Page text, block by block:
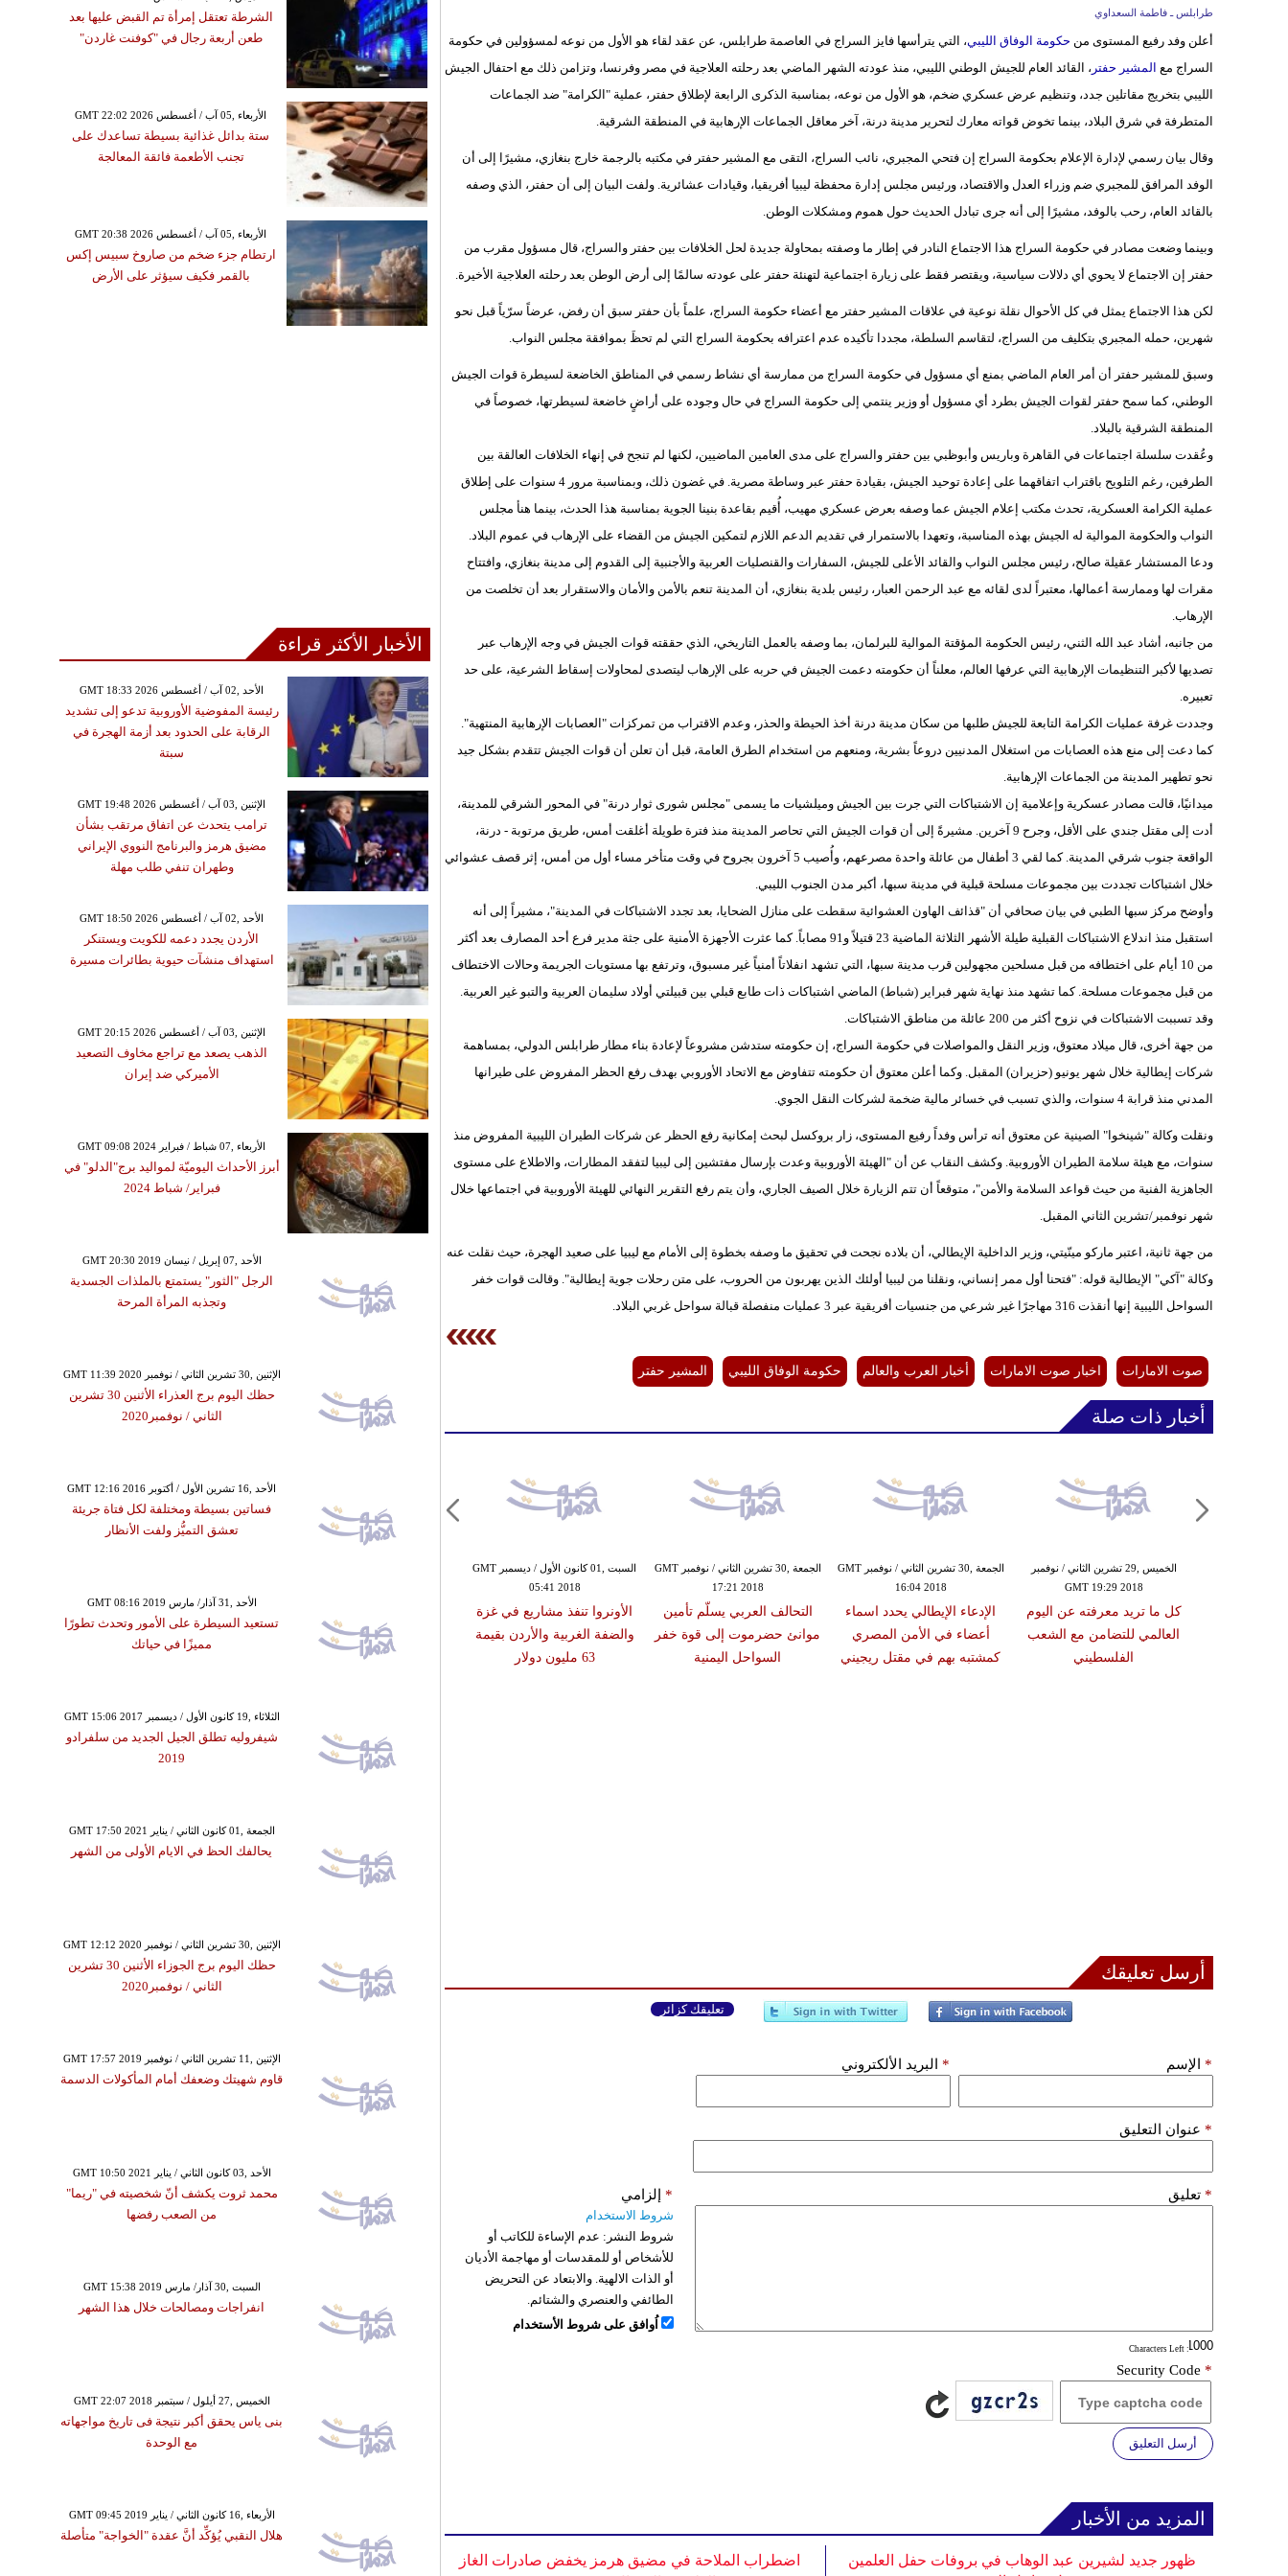
طرابلس ـ فاطمة السعداوي
أعلن وفد رفيع المستوى من حكومة الوفاق الليبي، التي يترأسها فايز السراج في العاصمة طرابلس، عن عقد لقاء هو الأول من نوعه لمسؤولين في حكومة
السراج مع المشير حفتر ، القائد العام للجيش الوطني الليبي، منذ عودته الشهر الماضي بعد رحلته العلاجية في مصر وفرنسا، وتزامن ذلك مع احتفال الجيش
الليبي بتخريج مقاتلين جدد، وتنظيم عرض عسكري ضخم، هو الأول من نوعه، بمناسبة الذكرى الرابعة لإطلاق حفتر، عملية "الكرامة" ضد الجماعات
المتطرفة في شرق البلاد، بينما تخوض قواته معارك لتحرير مدينة درنة، آخر معاقل الجماعات الإرهابية في المنطقة الشرقية.
وقال بيان رسمي لإدارة الإعلام بحكومة السراج إن فتحي المجبري، نائب السراج، التقى مع المشير حفتر في مكتبه بالرجمة خارج بنغازي، مشيرًا إلى أن
الوفد المرافق للمجبري ضم وزراء العدل والاقتصاد، ورئيس مجلس إدارة محفظة ليبيا أفريقيا، وقيادات عشائرية. ولفت البيان إلى أن حفتر، الذي وصفه
بالقائد العام، رحب بالوفد، مشيرًا إلى أنه جرى تبادل الحديث حول هموم ومشكلات الوطن.
وبينما وضعت مصادر في حكومة السراج هذا الاجتماع النادر في إطار ما وصفته بمحاولة جديدة لحل الخلافات بين حفتر والسراج، قال مسؤول مقرب من
حفتر إن الاجتماع لا يحوي أي دلالات سياسية، ويقتصر فقط على زيارة اجتماعية لتهنئة حفتر على عودته سالمًا إلى أرض الوطن بعد رحلته العلاجية الأخيرة.
لكن هذا الاجتماع يمثل في كل الأحوال نقلة نوعية في علاقات المشير حفتر مع أعضاء حكومة السراج، علماً بأن حفتر سبق أن رفض، عرضاً سرّياً قبل نحو
شهرين، حمله المجبري بتكليف من السراج، لتقاسم السلطة، مجددا تأكيده عدم اعترافه بحكومة السراج التي لم تحظَ بموافقة مجلس النواب.
وسبق للمشير حفتر أن أمر العام الماضي بمنع أي مسؤول في حكومة السراج من ممارسة أي نشاط رسمي في المناطق الخاضعة لسيطرة قوات الجيش
الوطني، كما سمح حفتر لقوات الجيش بطرد أي مسؤول أو وزير ينتمي إلى حكومة السراج في حال وجوده على أراضٍ خاضعة لسيطرتها، خصوصاً في
المنطقة الشرقية بالبلاد.
وعُقدت سلسلة اجتماعات في القاهرة وباريس وأبوظبي بين حفتر والسراج على مدى العامين الماضيين، لكنها لم تنجح في إنهاء الخلافات العالقة بين
الطرفين، رغم التلويح باقتراب اتفاقهما على إعادة توحيد الجيش، بقيادة حفتر عبر وساطة مصرية. في غضون ذلك، وبمناسبة مرور 4 سنوات على إطلاق
عملية الكرامة العسكرية، تحدث مكتب إعلام الجيش عما وصفه بعرض عسكري مهيب، أُقيم بقاعدة بنينا الجوية بمناسبة هذا الحدث، بينما هنأ مجلس
النواب والحكومة الموالية له الجيش بهذه المناسبة، وتعهدا بالاستمرار في تقديم الدعم اللازم لتمكين الجيش من القضاء على الإرهاب في عموم البلاد.
ودعا المستشار عقيلة صالح، رئيس مجلس النواب والقائد الأعلى للجيش، السفارات والقنصليات العربية والأجنبية إلى القدوم إلى مدينة بنغازي، وافتتاح
مقرات لها وممارسة أعمالها، معتبراً لدى لقائه مع عبد الرحمن العبار، رئيس بلدية بنغازي، أن المدينة تنعم بالأمن والأمان والاستقرار بعد أن تخلصت من
الإرهاب.
من جانبه، أشاد عبد الله الثني، رئيس الحكومة المؤقتة الموالية للبرلمان، بما وصفه بالعمل التاريخي، الذي حققته قوات الجيش في وجه الإرهاب عبر
تصديها لأكبر التنظيمات الإرهابية التي عرفها العالم، معلناً أن حكومته دعمت الجيش في حربه على الإرهاب ليتصدى لمحاولات إسقاط الشرعية، على حد
تعبيره.
وجددت غرفة عمليات الكرامة التابعة للجيش طلبها من سكان مدينة درنة أخذ الحيطة والحذر، وعدم الاقتراب من تمركزات "العصابات الإرهابية المنتهية".
كما دعت إلى منع هذه العصابات من استغلال المدنيين دروعاً بشرية، ومنعهم من استخدام الطرق العامة، قبل أن تعلن أن قوات الجيش تتقدم بشكل جيد
نحو تطهير المدينة من الجماعات الإرهابية.
ميدانيًا، قالت مصادر عسكرية وإعلامية إن الاشتباكات التي جرت بين الجيش وميلشيات ما يسمى "مجلس شورى ثوار درنة" في المحور الشرقي للمدينة،
أدت إلى مقتل جندي على الأقل، وجرح 9 آخرين. مشيرةً إلى أن قوات الجيش التي تحاصر المدينة منذ فترة طويلة أغلقت أمس، طريق مرتوبة - درنة،
الواقعة جنوب شرقي المدينة. كما لقي 3 أطفال من عائلة واحدة مصرعهم، وأُصيب 5 آخرون بجروح في وقت متأخر مساء أول من أمس، إثر قصف عشوائي
خلال اشتباكات تجددت بين مجموعات مسلحة قبلية في مدينة سبها، أكبر مدن الجنوب الليبي.
وأوضح مركز سبها الطبي في بيان صحافي أن "قذائف الهاون العشوائية سقطت على منازل الضحايا، بعد تجدد الاشتباكات في المدينة"، مشيراً إلى أنه
استقبل منذ اندلاع الاشتباكات القبلية طيلة الأشهر الثلاثة الماضية 23 قتيلاً و91 مصاباً. كما عثرت الأجهزة الأمنية على جثة مدير فرع أحد المصارف بعد أكثر
من 10 أيام على اختطافه من قبل مسلحين مجهولين قرب مدينة سبها، التي تشهد انفلاتاً أمنياً غير مسبوق، وترتفع بها مستويات الجريمة وحالات الاختطاف
من قبل مجموعات مسلحة. كما تشهد منذ نهاية شهر فبراير (شباط) الماضي اشتباكات ذات طابع قبلي بين قبيلتي أولاد سليمان العربية والتبو غير العربية.
وقد تسببت الاشتباكات في نزوح أكثر من 200 عائلة من مناطق الاشتباكات.
من جهة أخرى، قال ميلاد معتوق، وزير النقل والمواصلات في حكومة السراج، إن حكومته ستدشن مشروعاً لإعادة بناء مطار طرابلس الدولي، بمساهمة
شركات إيطالية خلال شهر يونيو (حزيران) المقبل. وكما أعلن معتوق أن حكومته تتفاوض مع الاتحاد الأوروبي بهدف رفع الحظر المفروض على طيرانها
المدني منذ قرابة 4 سنوات، والذي تسبب في خسائر مالية ضخمة لشركات النقل الجوي.
ونقلت وكالة "شينخوا" الصينية عن معتوق أنه ترأس وفداً رفيع المستوى، زار بروكسل لبحث إمكانية رفع الحظر عن شركات الطيران الليبية المفروض منذ
سنوات، مع هيئة سلامة الطيران الأوروبية. وكشف النقاب عن أن "الهيئة الأوروبية وعدت بإرسال مفتشين إلى ليبيا لتفقد المطارات، والاطلاع على مستوى
الجاهزية الفنية من حيث قواعد السلامة والأمن"، متوقعاً أن تتم الزيارة خلال الصيف الجاري، وأن يتم رفع التقرير النهائي للهيئة الأوروبية في اجتماعها خلال
شهر نوفمبر/تشرين الثاني المقبل.
من جهة ثانية، اعتبر ماركو مينّيتي، وزير الداخلية الإيطالي، أن بلاده نجحت في تحقيق ما وصفه بخطوة إلى الأمام مع ليبيا على صعيد الهجرة، حيث نقلت عنه
وكالة "آكي" الإيطالية قوله: "فتحنا أول ممر إنساني، ونقلنا من ليبيا أولئك الذين يهربون من الحروب، على متن رحلات جوية إيطالية". وقالت قوات خفر
السواحل الليبية إنها أنقذت 316 مهاجرًا غير شرعي من جنسيات أفريقية عبر 3 عمليات منفصلة قبالة سواحل غربي البلاد.
صوت الامارات اخبار صوت الامارات أخبار العرب والعالم حكومة الوفاق الليبي المشير حفتر
أخبار ذات صلة
السبت ,01 كانون الأول / ديسمبر GMT
05:41 2018
الأونروا تنفذ مشاريع في غزة
والضفة الغربية والأردن بقيمة
63 مليون دولار
الجمعة ,30 تشرين الثاني / نوفمبر GMT
17:21 2018
التحالف العربي يسلّم تأمين
موانئ حضرموت إلى قوة خفر
السواحل اليمنية
الجمعة ,30 تشرين الثاني / نوفمبر GMT
16:04 2018
الإدعاء الإيطالي يحدد اسماء
أعضاء في الأمن المصري
كمشتبه بهم في مقتل ريجيني
الخميس ,29 تشرين الثاني / نوفمبر
GMT 19:29 2018
كل ما تريد معرفته عن اليوم
العالمي للتضامن مع الشعب
الفلسطيني
أرسل تعليقك
تعليقك كزائر
الإسم * البريد الألكتروني *
عنوان التعليق *
تعليق *
: Characters Left
إلزامي *
شروط الاستخدام
شروط النشر: عدم الإساءة للكاتب أو
للأشخاص أو للمقدسات أو مهاجمة الأديان
أو الذات الالهية. والابتعاد عن التحريض
الطائفي والعنصري والشتائم.
اُوافق على شروط الأستخدام
Security Code *
أرسل التعليق
المزيد من الأخبار
اضطراب الملاحة في مضيق هرمز يخفض صادرات الغاز
ظهور جديد لشيرين عبد الوهاب في بروفات حفل العلمين
الشرطة تعتقل إمرأة تم القبض عليها بعد
طعن أربعة رجال في "كوفنت غاردن"
GMT 22:02 2026 الأربعاء ,05 آب / أغسطس
ستة بدائل غذائية بسيطة تساعدك على
تجنب الأطعمة فائقة المعالجة
GMT 20:38 2026 الأربعاء ,05 آب / أغسطس
ارتطام جزء ضخم من صاروخ سبيس إكس
بالقمر فكيف سيؤثر على الأرض
الأخبار الأكثر قراءة
GMT 18:33 2026 الأحد ,02 آب / أغسطس
رئيسة المفوضية الأوروبية تدعو إلى تشديد
الرقابة على الحدود بعد أزمة الهجرة في
سبتة
GMT 19:48 2026 الإثنين ,03 آب / أغسطس
ترامب يتحدث عن اتفاق مرتقب بشأن
مضيق هرمز والبرنامج النووي الإيراني
وطهران تنفي طلب مهلة
GMT 18:50 2026 الأحد ,02 آب / أغسطس
الأردن يجدد دعمه للكويت ويستنكر
استهداف منشآت حيوية بطائرات مسيرة
GMT 20:15 2026 الإثنين ,03 آب / أغسطس
الذهب يصعد مع تراجع مخاوف التصعيد
الأميركي ضد إيران
GMT 09:08 2024 الأربعاء ,07 شباط / فبراير
أبرز الأحداث اليوميّة لمواليد برج"الدلو" في
فبراير/ شباط 2024
GMT 20:30 2019 الأحد ,07 إبريل / نيسان
الرجل "الثور" يستمتع بالملذات الجسدية
وتجذبه المرأة المرحة
GMT 11:39 2020 الإثنين ,30 تشرين الثاني / نوفمبر
حظك اليوم برج العذراء الأثنين 30 تشرين
الثاني / نوفمبر2020
GMT 12:16 2016 الأحد ,16 تشرين الأول / أكتوبر
فساتين بسيطة ومختلفة لكل فتاة جريئة
تعشق التميُّز ولفت الأنظار
GMT 08:16 2019 الأحد ,31 آذار/ مارس
تستعيد السيطرة على الأمور وتحدث تطورًا
مميزًا في حياتك
GMT 15:06 2017 الثلاثاء ,19 كانون الأول / ديسمبر
شيفروليه تطلق الجيل الجديد من سلفرادو
2019
GMT 17:50 2021 الجمعة ,01 كانون الثاني / يناير
يحالفك الحظ في الايام الأولى من الشهر
GMT 12:12 2020 الإثنين ,30 تشرين الثاني / نوفمبر
حظك اليوم برج الجوزاء الأثنين 30 تشرين
الثاني / نوفمبر2020
GMT 17:57 2019 الإثنين ,11 تشرين الثاني / نوفمبر
قاوم شهيتك وضعفك أمام المأكولات الدسمة
GMT 10:50 2021 الأحد ,03 كانون الثاني / يناير
محمد ثروت يكشف أنّ شخصيته في "ريما"
من الصعب رفضها
GMT 15:38 2019 السبت ,30 آذار/ مارس
انفراجات ومصالحات خلال هذا الشهر
GMT 22:07 2018 الخميس ,27 أيلول / سبتمبر
بنى ياس يحقق أكبر نتيجة فى تاريخ مواجهاته
مع الوحدة
GMT 09:45 2019 الأربعاء ,16 كانون الثاني / يناير
هلال النقبي يُؤكِّد أنَّ عقدة "الخواجة" متأصلة